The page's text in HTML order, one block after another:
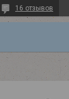
16 отзывов